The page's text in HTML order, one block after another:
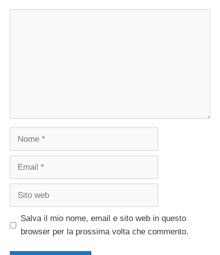
Nome
Email
Sito
Salva il mio nome, email e sito web in questo
browser per la prossima volta che commento.